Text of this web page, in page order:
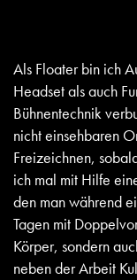
Als Floater bin ich
Headset als auch
Bühnentechnik
nicht einsehbaren
Freizeichnen,
ich mal mit Hilfe
den man während
Tagen mit
Körper, sondern
neben der Arbeit